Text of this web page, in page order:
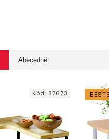
Abecedně
Kód: 87673